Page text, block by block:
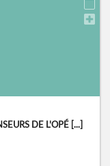
DE L'OPÉ [...]